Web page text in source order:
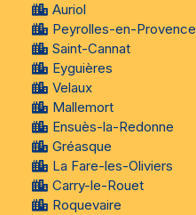
Auriol
Peyrolles-en-Provence
Saint-Cannat
Eyguières
Velaux
Mallemort
Ensuès-la-Redonne
Gréasque
La Fare-les-Oliviers
Carry-le-Rouet
Roquevaire